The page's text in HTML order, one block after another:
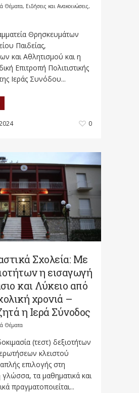
Θέματα, Ειδήσεις και Ανακοινώσεις,
Θρησκευμάτων
Παιδείας,
και Αθλητισμού και η
Επιτροπή Πολιτιστικής
Ιεράς Συνόδου...
0
Σχολεία: Με
η εισαγωγή
και Λύκειο από
χρονιά –
η Ιερά Σύνοδος
Θέματα
(τεστ) δεξιοτήτων
κλειστού
επιλογής στη
γλώσσα, τα μαθηματικά και
πραγματοποιείται...